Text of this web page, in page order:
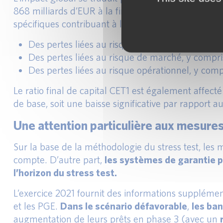
868 milliards d’EUR à la fin de l’horizon de trois
spécifiques contribuant à l’impact global sur le
Des pertes liées au risque de crédit de 308
Des pertes liées au risque de marché, y
Des pertes liées au risque opérationnel, y
Le ratio final de capital CET1 est également
de base, soit une baisse significative par rapport
Une attention particulière aux
Sur la base de la méthodologie du stress test, les
compte. D’autre part, les systèmes de garantie
l’horizon du stress test.
L’exercice 2021 fournit des informations
et les PGE. Dans le scénario défavorable, les
augmentation de leurs prêts en phase 3 (avec un